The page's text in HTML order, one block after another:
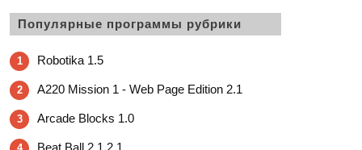
Популярные программы рубрики
1 Robotika 1.5
2 A220 Mission 1 - Web Page Edition 2.1
3 Arcade Blocks 1.0